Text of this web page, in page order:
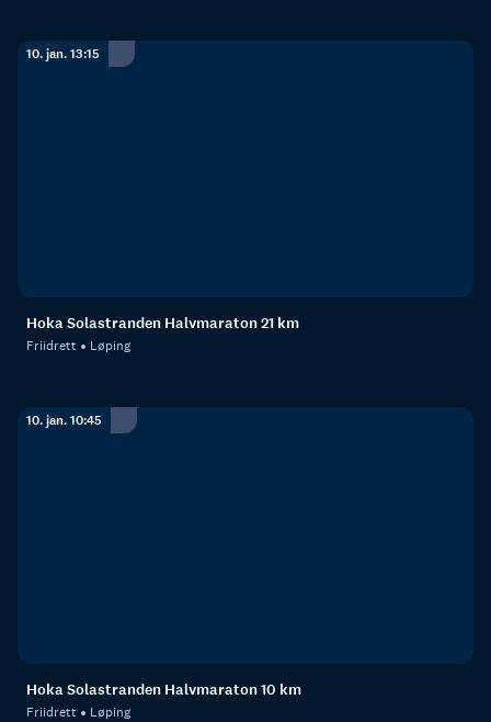
10. jan. 13:15
Hoka Solastranden Halvmaraton 21 km
Friidrett Løping
10. jan. 10:45
Hoka Solastranden Halvmaraton 10 km
Friidrett Løping